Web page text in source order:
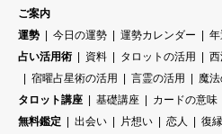
ご案内
運勢
今日の運勢 運勢カレンダー
年
占い活用術
資料 タロットの活用 西
宿曜占星術の活用
言霊の活用 魔
タロット講座
基礎講座 カードの意味
無料鑑定
出会い 片想い 恋人 復縁